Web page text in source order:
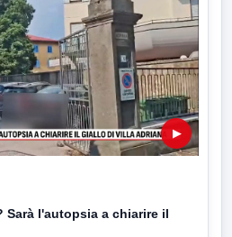
▶
Sarà l'autopsia a chiarire il